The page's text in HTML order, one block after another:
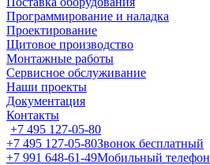
Программирование и наладка
Проектирование
Щитовое производство
Монтажные работы
Сервисное обслуживание
Наши проекты
Документация
Контакты
+7 495 127-05-80
+7 495 127-05-80Звонок бесплатный
+7 991 648-61-49Мобильный телефон